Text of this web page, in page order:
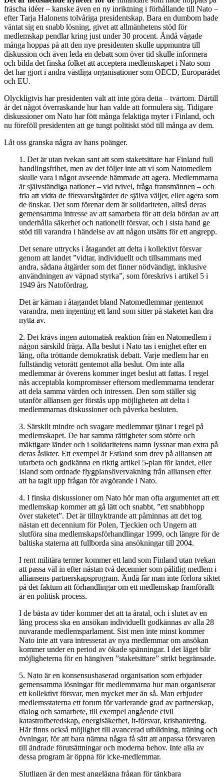
fräscha idéer – kanske även en ny inriktning i förhållande till Nato –
efter Tarja Halonens tolvåriga presidentskap. Bara en dumbom hade
väntat sig en snabb lösning, givet att allmänhetens stöd för
medlemskap pendlar kring just under 30 procent. Ändå vågade
många hoppas på att den nye presidenten skulle uppmuntra till
diskussion och även leda en debatt som över tid skulle informera
och bilda det finska folket att acceptera medlemskapet i Nato som
det har gjort i andra västliga organisationer som OECD, Europarådet
och EU.
Olyckligtvis har presidenten valt att inte göra detta – tvärtom. Därtill
är det något överraskande hur han valde att formulera sig. Tidigare
diskussioner om Nato har fött många felaktiga myter i Finland, och
nu föreföll presidenten att ge tungt politiskt stöd till många av dem.
Låt oss granska några av hans poänger.
1. Det är utan tvekan sant att som staketsittare har Finland full
handlingsfrihet, men av det följer inte att vi som Natomedlem
skulle vara i något avseende hämmade att agera. Medlemmarna
är självständiga nationer – vid tvivel, fråga fransmännen – och
fria att vidta de försvarsåtgärder de själva väljer, eller agera som
de önskar. Det som förenar dem är solidariteten, alltså deras
gemensamma intresse av att samarbeta för att dela bördan av att
underhålla säkerhet och nationellt försvar, och i sista hand ge
stöd till varandra i händelse av att någon utsätts för ett angrepp.
Det senare uttrycks i åtagandet att delta i kollektivt försvar
genom att landet ”vidtar, individuellt och tillsammans med
andra, sådana åtgärder som det finner nödvändigt, inklusive
användningen av väpnad styrka”, som föreskrivs i artikel 5 i
1949 års Natofördrag.
Det är kärnan i åtagandet bland Natomedlemmar gentemot
varandra, men ingenting ett land som sitter på staketet kan dra
nytta av.
2. Det krävs ingen automatisk reaktion från en Natomedlem i
någon särskild fråga. Alla beslut i Nato tas i enighet efter en
lång, ofta tröttande demokratisk debatt. Varje medlem har en
fullständig vetorätt gentemot alla beslut. Om inte alla
medlemmar är överens kommer inget beslut att fattas. I regel
nås acceptabla kompromisser eftersom medlemmarna tenderar
att dela samma värden och intressen. Den som ställer sig
utanför alliansen ger förstås upp möjligheten att delta i
medlemmarnas diskussioner och påverka besluten.
3. Särskilt mindre och svagare medlemmar tjänar i regel på
medlemskapet. De har samma rättigheter som större och
mäktigare länder och i solidaritetens namn lyssnar man extra på
deras åsikter. Ett exempel är Estland som drev på alliansen att
utarbeta och godkänna en riktig artikel 5-plan för landet, eller
Island som ordnade flygplansövervakning från alliansen efter
att ha tagit upp frågan för avgörande i Nato.
4. I finska diskussioner om Nato hör man ofta argumentet att ett
medlemskap kommer att gå lätt och snabbt, ”ett snabbhopp
över staketet”. Det är tillnyktrande att påminnas att det tog
nästan ett decennium för Polen, Tjeckien och Ungern att
slutföra sina medlemskapsförhandlingar 1999, och längre för de
baltiska staterna att fullborda sina ansökningar till 2004.
I rent militära termer kommer ett land som Finland utan tvekan
att passa väl in efter nästan två decennier som pålitlig medlem i
alliansens partnerskapsprogram. Ändå får man inte förlora siktet
på det faktum att förhandlingar om ett medlemskap framförallt
är en politisk process.
I de bästa av tider kommer det att ta åratal, och i slutet av en
lång process ska en ansökan individuellt godkännas av alla 28
nuvarande medlemsparlament. Sist men inte minst kommer
Nato inte att vara intresserat av nya medlemmar om ansökan
kommer under en period av ökade spänningar. I det läget blir
möjligheterna för en hängiven ”staketsittare” strikt begränsade.
5. Nato är en konsensusbaserad organisation som erbjuder
gemensamma lösningar för medlemmarna hur man organiserar
ett kollektivt försvar, men mycket mer än så. Man erbjuder
medlemsstaterna ett forum för varierande grad av partnerskap,
dialog och samarbete, till exempel angående civil
katastrofberedskap, energisäkerhet, it-försvar, krishantering.
Här finns också möjlighet till avancerad utbildning, träning och
övningar, för att bara nämna några få sätt att anpassa försvaren
till ändrade förutsättningar och moderna behov. Inte alla av
dessa program är öppna för icke-medlemmar.
Slutligen är den mest angelägna frågan för tänkbara